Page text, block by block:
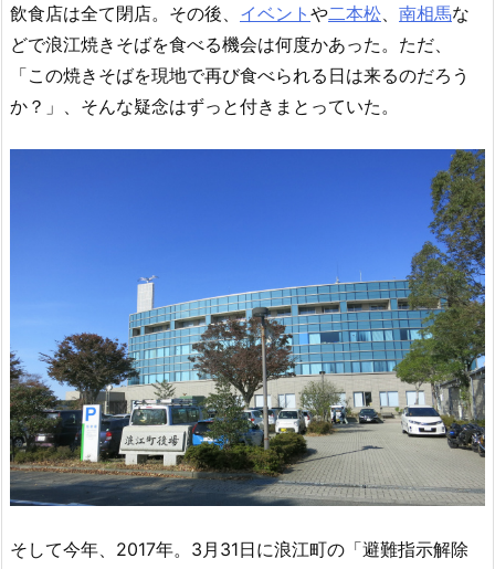
飲食店は全て閉店。その後、 イベント や二本松 南相馬な
どで浪江焼きそばを食べる機会は何度かあった。ただ、
「この焼きそばを現地で再び食べられる日は来るのだろう
か？」、そんな疑念はずっと付きまとっていた。
そして今年、2017年。3月31日に浪江町の「避難指示解除